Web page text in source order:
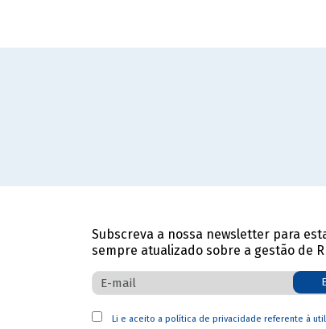
Subscreva a nossa newsletter para
sempre atualizado sobre a gestão de
Li e aceito a política de privacidade referente à